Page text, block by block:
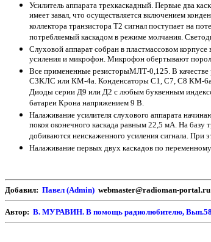
Усилитель аппарата трехкаскадный. Первые два
имеет завал, что осуществляется включением
коллектора транзистора Т2 сигнал поступает на
потребляемый каскадом в режиме молчания.
Слуховой аппарат собран в пластмассовом корпусе
усиления и микрофон. Микрофон обертывают
Все примененные резисторыМЛТ-0,125. В качестве
С3КЛС или КМ-4а. КонденсаторыС1,С7, С8 КМ-6а,
Диоды серии Д9 или Д2 с любым буквенным
батареи Крона напряжением 9 В.
Налаживание усилителя слухового аппарата
покоя оконечного каскада равным 22,5 мА. На базу
добиваются неискаженного усиления сигнала. При
Налаживание первых двух каскадов по
Добавил: Павел (Admin) webmaster@radioman-portal.ru
Автор: В. МУРАВИН. В помощь радиолюбителю, Вып.58